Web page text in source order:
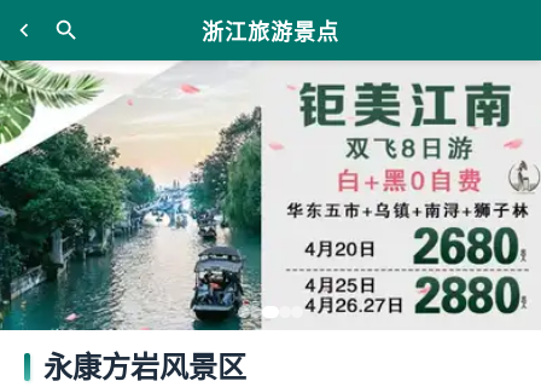
浙江旅游景点
永康方岩风景区